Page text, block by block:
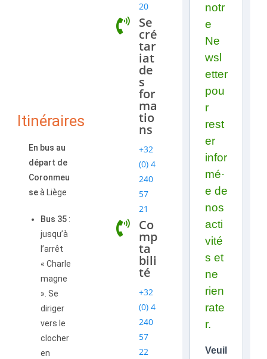
Itinéraires
En bus au
départ de
Coronmeu
seà Liège
Bus 35 :
jusqu’à
l’arrêt
« Charle
magne
». Se
diriger
vers le
clocher
en
20
Se
cré
tar
iat
de
s
for
ma
tio
ns
+32
(0) 4
240
57
21
Co
mp
ta
bili
té
+32
(0) 4
240
57
22
notr
e
Ne
wsl
etter
pou
r
rest
er
infor
mé·
e de
nos
acti
vité
s et
ne
rien
rate
r.
Veuil